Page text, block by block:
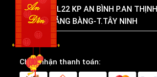
1536 QL22 KP AN BÌNH P.AN THỊNH
TX.TRẢNG BÀNG-T.TÂY NINH
Chấp nhận thanh toán: